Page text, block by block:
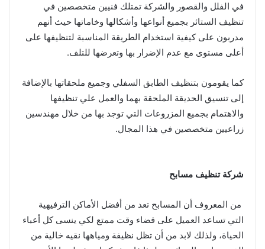
في الفلل والقصور والشركة تمتلك فنيين متخصصين في
تنظيف الستائر بجميع أنواعها وأشكالها وخاماتها حيث أنهم
مدربون على كيفية استخدام الطريقة المناسبة لتنظيفها على
أعلى مستوى مع عدم الإضرار بها وتعرضها للتلف.
كما يقومون بتنظيف الطابق السفلي وجميع ملحقاتها بالإضافة
إلى تنسيق الحديقة الملحقة بهما والعمل علي تنظيفها
والاهتمام بجميع المزروعات التي توجد بها من خلال مهندسين
زراعيين متخصصين في هذا المجال.
شركة تنظيف مسابح
من المعروف أن المسابح تعد من أفضل الأماكن الترفيهية
التي تساعد العميل على قضاء وقت ممتع لكي ينسى كل أعباء
الحياة، ولذلك لابد من أن تظل نظيفة ومياهها نقيه خالية من